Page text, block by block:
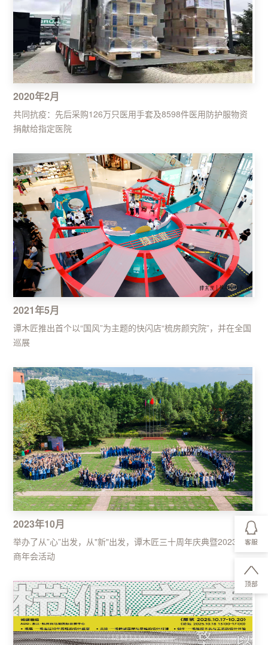
客服
顶部
2020年2月
共同抗疫：先后采购126万只医用手套及8598件医用防护服物资
捐献给指定医院
2021年5月
谭木匠推出首个以“国风”为主题的快闪店“梳房颜究院”，并在全国
巡展
2023年10月
举办了从”心”出发，从"新"出发，谭木匠三十周年庆典暨2023加盟
商年会活动